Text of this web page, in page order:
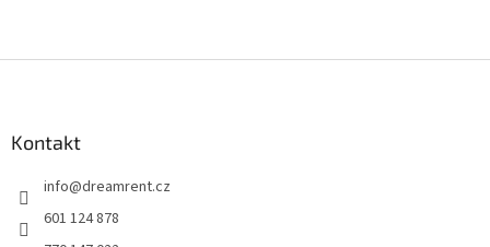
Kontakt
info@dreamrent.cz
601 124 878